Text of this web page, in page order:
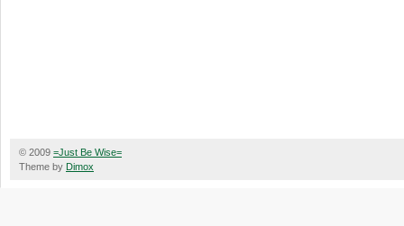
© 2009 =Just Be Wise=
Theme by Dimox